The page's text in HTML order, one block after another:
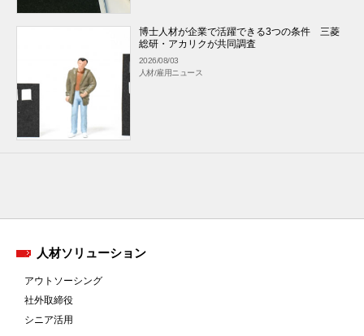
博士人材が企業で活躍できる3つの条件 三菱
総研・アカリクが共同調査
2026/08/03
人材/雇用ニュース
人材ソリューション
アウトソーシング
社外取締役
シニア活用